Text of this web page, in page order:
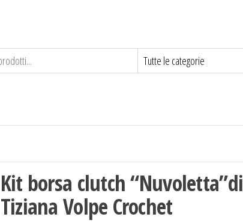
Kit borsa clutch “Nuvoletta”di
Tiziana Volpe Crochet